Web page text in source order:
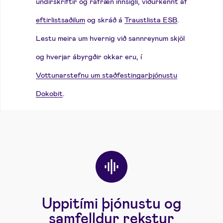
eftirlistsaðilum og skráð á Traustlista ESB.
Lestu meira um hvernig við sannreynum skjöl
og hverjar ábyrgðir okkar eru, í
Vottunarstefnu um staðfestingarþjónustu
Dokobit.
Uppitími þjónustu og
samfelldur rekstur